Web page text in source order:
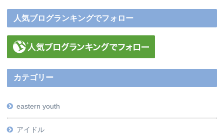
人気ブログランキングでフォロー
カテゴリー
eastern youth
アイドル